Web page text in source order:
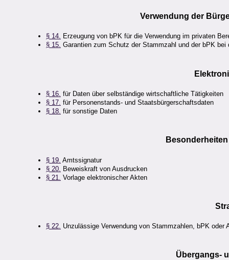
Verwendung der
§ 14. Erzeugung von bPK für die Verwendung im privaten
§ 15. Garantien zum Schutz der Stammzahl und der bPK bei
§ 16. für Daten über selbständige wirtschaftliche Tätigkeiten
§ 17. für Personenstands- und Staatsbürgerschaftsdaten
§ 18. für sonstige Daten
§ 19. Amtssignatur
§ 20. Beweiskraft von Ausdrucken
§ 21.
Vorlage elektronischer Akten
§ 22. Unzulässige Verwendung von Stammzahlen, bPK oder
Übergangs-